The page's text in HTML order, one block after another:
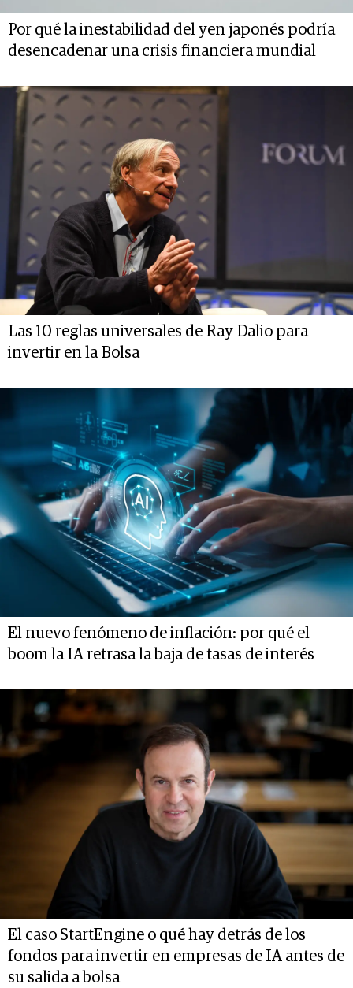
Por qué la inestabilidad del yen japonés podría
desencadenar una crisis financiera mundial
Las 10 reglas universales de Ray Dalio para
invertir en la Bolsa
El nuevo fenómeno de inflación: por qué el
boom la IA retrasa la baja de tasas de interés
El caso StartEngine o qué hay detrás de los
fondos para invertir en empresas de IA antes de
su salida a bolsa